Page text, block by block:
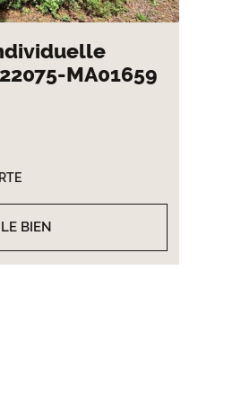
MA01659
BIEN